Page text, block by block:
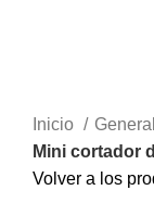
Inicio General
Mini cortador
Volver a los